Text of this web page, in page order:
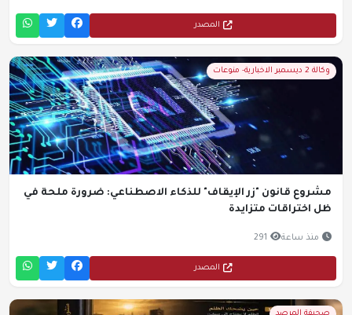
المصدر
وكالة 2 ديسمبر الاخبارية- منوعات
مشروع قانون "زر الإيقاف" للذكاء الاصطناعي: ضرورة ملحة في
ظل اختراقات متزايدة
منذ ساعة 291
المصدر